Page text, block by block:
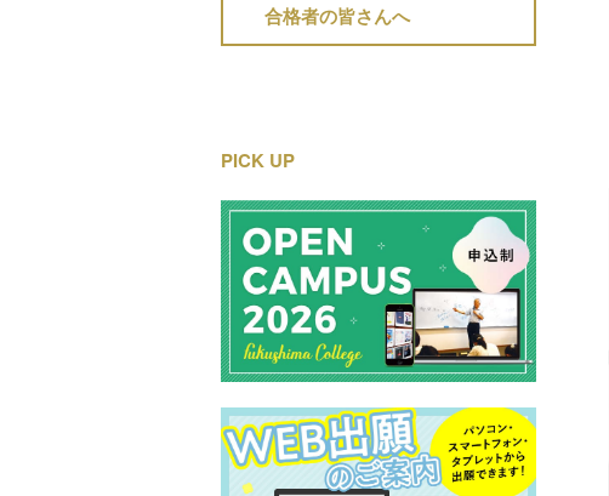
合格者の皆さんへ
PICK UP